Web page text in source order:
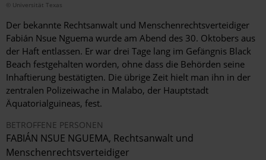
© Universität Texas
Der bekannte Rechtsanwalt und Menschenrechtsverteidiger
Fabián Nsue Nguema wurde am Abend des 30. Oktobers aus
der Haft entlassen. Er war drei Tage lang im Gefängnis Black
Beach festgehalten worden, ohne dass die Behörden seine
Inhaftierung bestätigten. Die übrige Zeit hielt man ihn in der
zentralen Polizeiwache in Malabo, der Hauptstadt
Äquatorialguineas, fest.
BETROFFENE PERSONEN
FABIÁN NSUE NGUEMA, Rechtsanwalt und
Menschenrechtsverteidiger